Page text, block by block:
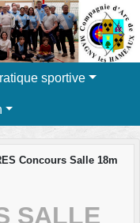
sportive
Concours Salle 18m
SALLE